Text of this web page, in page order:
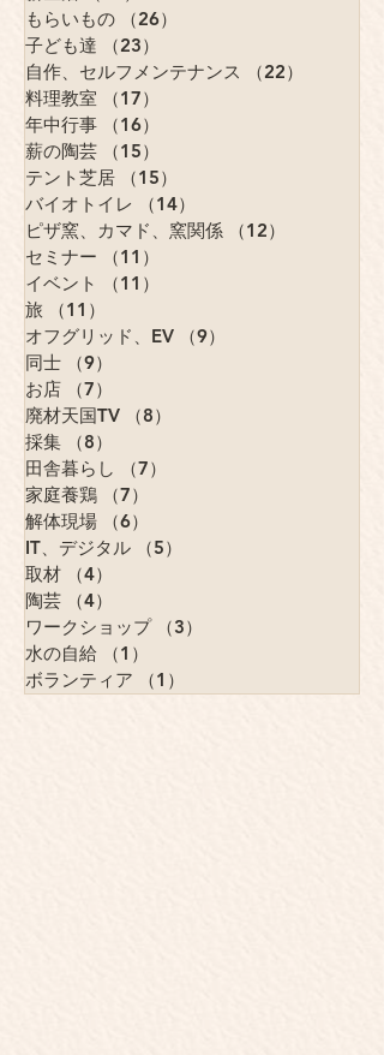
料理
（32）
32件の記事
薪生活 （28）28件の記事
もらいもの （26）26件の記事
子ども達
（23）
自作、セルフメンテナンス
料理教室
（17）
年中行事 （16）16件の記事
薪の陶芸 （15）15件の記事
テント芝居 （15）15件の記事
バイオトイレ （14）
ピザ窯、カマド、窯関係
セミナー
イベント （11）11件の記事
旅 （11）
オフグリッド、EV
同士 （9）9件の記事
お店
（7）
廃材天国TV
（8）
採集 （8） 8件の記事
田舎暮らし （7）
家庭養鶏 （7）7件の記事
解体現場
IT、デジタル
取材 （4） 4件の記事
陶芸 （4） 4件の記事
ワークショップ （3）
水の自給 （1）1件の記事